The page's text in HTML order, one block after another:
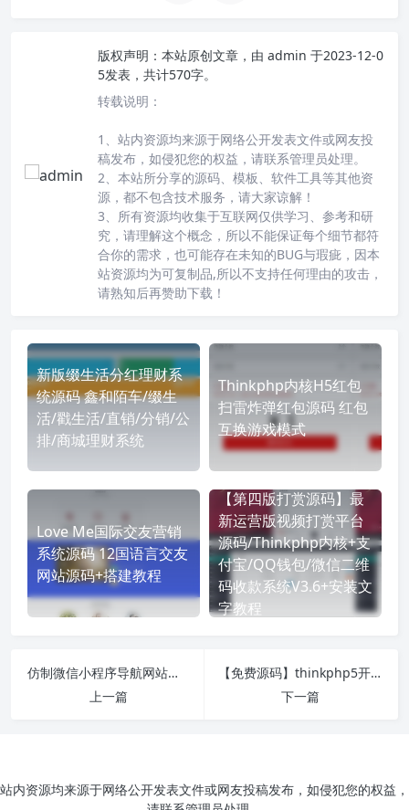
版权声明： 本站原创文章，由 admin 于2023-12-0
5发表，共计570字。
转载说明：
1、站内资源均来源于网络公开发表文件或网友投
稿发布，如侵犯您的权益，请联系管理员处理。
2、本站所分享的源码、模板、软件工具等其他资
源，都不包含技术服务，请大家谅解！
3、所有资源均收集于互联网仅供学习、参考和研
究，请理解这个概念，所以不能保证每个细节都符
合你的需求，也可能存在未知的BUG与瑕疵，因本
站资源均为可复制品,所以不支持任何理由的攻击，
请熟知后再赞助下载！
新版缀生活分红理财系
统源码 鑫和陌车/缀生
活/戳生活/直销/分销/公
排/商城理财系统
Thinkphp内核H5红包
扫雷炸弹红包源码 红包
互换游戏模式
Love Me国际交友营销
系统源码 12国语言交友
网站源码+搭建教程
【第四版打赏源码】最
新运营版视频打赏平台
源码/Thinkphp内核+支
付宝/QQ钱包/微信二维
码收款系统V3.6+安装文
字教程
仿制微信小程序导航网站源码 小程序商店商城系统 PHPCMS内核
上一篇
【免费源码】thinkphp5开发的房产门户网站系统 有租房 二手房 新房功能 房产网站源码
下一篇
站内资源均来源于网络公开发表文件或网友投稿发布，如侵犯您的权益，